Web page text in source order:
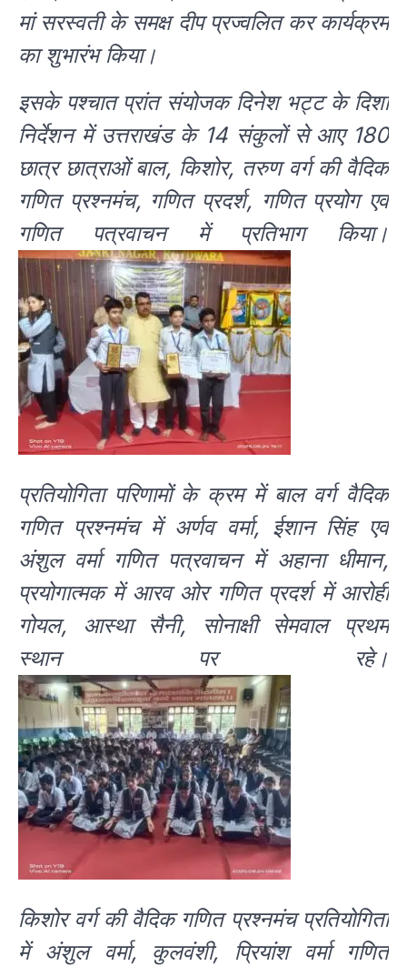
मां सरस्वती के समक्ष दीप प्रज्वलित कर कार्यक्रम
का शुभारंभ किया।
इसके पश्चात प्रांत संयोजक दिनेश भट्ट के दिशा
निर्देशन में उत्तराखंड के 14 संकुलों से आए 180
छात्र छात्राओं बाल, किशोर, तरुण वर्ग की वैदिक
गणित प्रश्नमंच, गणित प्रदर्श, गणित प्रयोग एवं
गणित पत्रवाचन में प्रतिभाग किया।
प्रतियोगिता परिणामों के क्रम में बाल वर्ग वैदिक
गणित प्रश्नमंच में अर्णव वर्मा, ईशान सिंह एवं
अंशुल वर्मा गणित पत्रवाचन में अहाना धीमान,
प्रयोगात्मक में आरव ओर गणित प्रदर्श में आरोही
गोयल, आस्था सैनी, सोनाक्षी सेमवाल प्रथम
स्थान पर रहे।
किशोर वर्ग की वैदिक गणित प्रश्नमंच प्रतियोगिता
में अंशुल वर्मा, कुलवंशी, प्रियांश वर्मा गणित